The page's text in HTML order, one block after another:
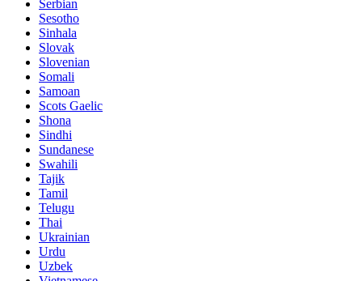
Serbian
Sesotho
Sinhala
Slovak
Slovenian
Somali
Samoan
Scots Gaelic
Shona
Sindhi
Sundanese
Swahili
Tajik
Tamil
Telugu
Thai
Ukrainian
Urdu
Uzbek